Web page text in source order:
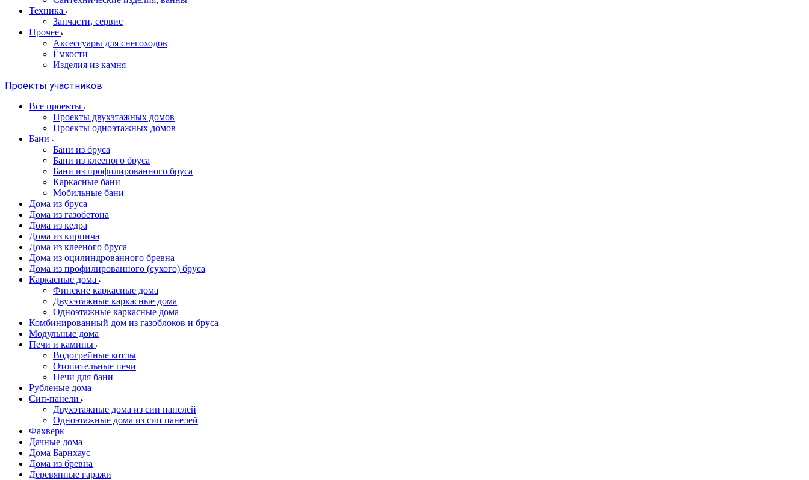
Техника
Запчасти, сервис
Прочее
Аксессуары для снегоходов
Ёмкости
Изделия из камня
Проекты участников
Все проекты
Проекты двухэтажных домов
Проекты одноэтажных домов
Бани
Бани из бруса
Бани из клееного бруса
Бани из профилированного бруса
Каркасные бани
Мобильные бани
Дома из бруса
Дома из газобетона
Дома из кедра
Дома из кирпича
Дома из клееного бруса
Дома из оцилиндрованного бревна
Дома из профилированного (сухого) бруса
Каркасные дома
Финские каркасные дома
Двухэтажные каркасные дома
Одноэтажные каркасные дома
Комбинированный дом из газоблоков и бруса
Модульные дома
Печи и камины
Водогрейные котлы
Отопительные печи
Печи для бани
Рубленые дома
Сип-панели
Двухэтажные дома из сип панелей
Одноэтажные дома из сип панелей
Фахверк
Дачные дома
Дома Барнхаус
Дома из бревна
Деревянные гаражи